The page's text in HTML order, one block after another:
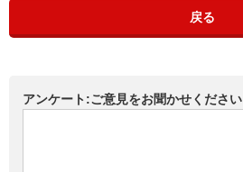
戻る
アンケート:ご意見をお聞かせください